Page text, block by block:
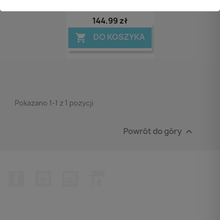
144,99 zł
 DO KOSZYKA
Pokazano 1-1 z 1 pozycji
Powrót do góry 